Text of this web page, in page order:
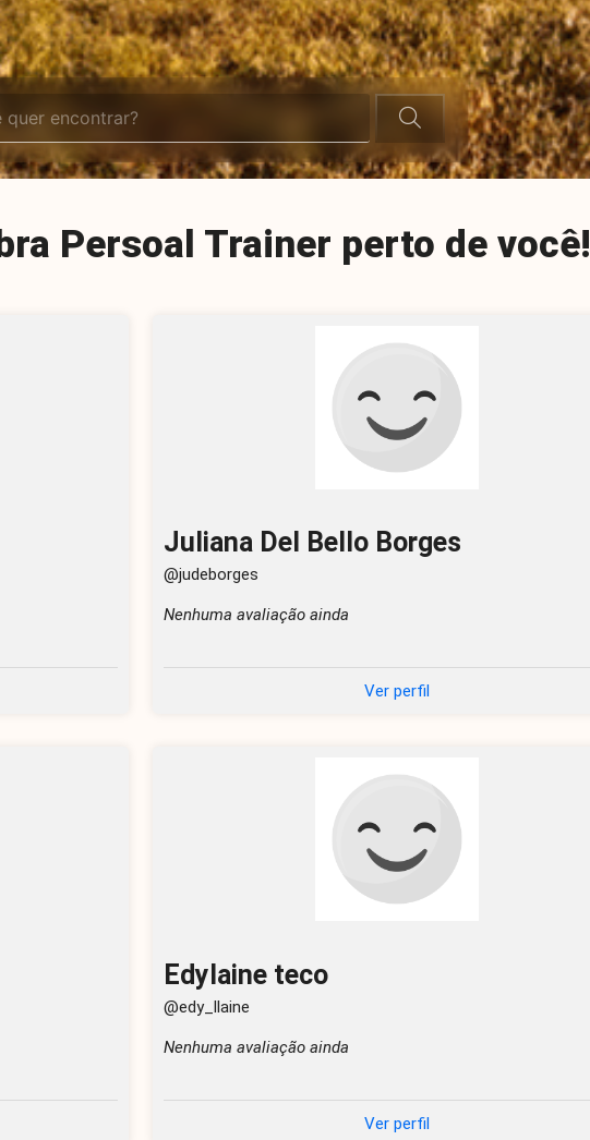
Persoal Trainer perto de você!
Juliana Del Bello Borges
@judeborges
Nenhuma avaliação ainda
Ver perfil
Edylaine teco
@edy_llaine
Nenhuma avaliação ainda
Ver perfil